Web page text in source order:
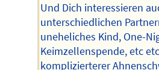
Und Dich interessieren
unterschiedlichen
uneheliches Kind, One-
Keimzellenspende, etc
komplizierterer